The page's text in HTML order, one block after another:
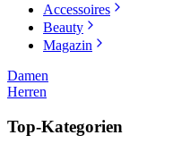
Accessoires
Beauty
Magazin
Damen
Herren
Top-Kategorien